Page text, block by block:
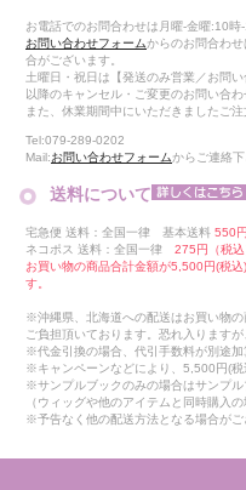
お電話でのお問合わせは月曜-金曜:10時
お問い合わせフォームからのお問合わ
合がございます。
土曜日・祝日は【発送のみ営業／お
以降のキャンセル・ご変更のお問い合わ
また、休業期間中にいただきましたご
Tel:079-289-0202
Mail:お問い合わせフォームからご連絡下
送料について
宅急便 送料：全国一律 基本送料 550
ネコポス 送料：全国一律 275円（税込
お買い物の商品合計金額が5,500円(税
す。
※沖縄県、北海道への配送はお買い物
ご負担頂いております。恐れ入ります
※代金引換の場合、代引手数料が別途加
※キャンペーンなどにより、5,500円(税
※サンプルブックのみの場合はサンプル
（ウィッグや他のアイテムと同時購入
※予告なく他の配送方法となる場合がご